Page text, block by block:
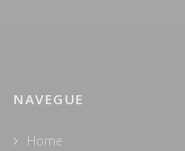
NAVEGUE
Home